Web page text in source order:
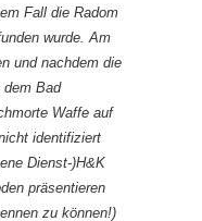
Fall die Radom
wurde. Am
und nachdem die
dem Bad
Waffe auf
identifiziert
Dienst-)H&K
präsentieren
zu können!)